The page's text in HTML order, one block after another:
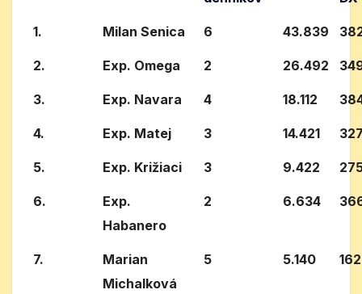
1. Milan Senica 6 43.839
2. Exp. Omega 2 26.492
3. Exp. Navara 4 18.112
4. Exp. Matej 3 14.421
5. Exp. Križiaci 3 9.422
6.
Exp.
Habanero
2 6.634
7.
Marian
Michalková
5 5.140